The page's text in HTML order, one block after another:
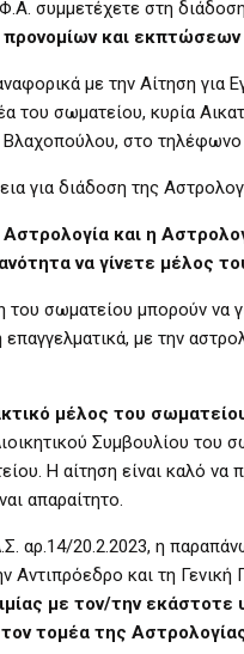
συμμετέχετε στη
προνομίων και εκπτώσεων
με την Αίτηση
του σωματείου, κυρία
Βλαχοπούλου, στο
για διάδοση της
και η
να γίνετε μέλος
του σωματείου μπορούν
με την
μέλος του
Συμβουλίου του
Η αίτηση είναι καλό
απαραίτητο.
αρ.14/20.2.2023, η
Αντιπρόεδρο και τη
με τον/την
τομέα της